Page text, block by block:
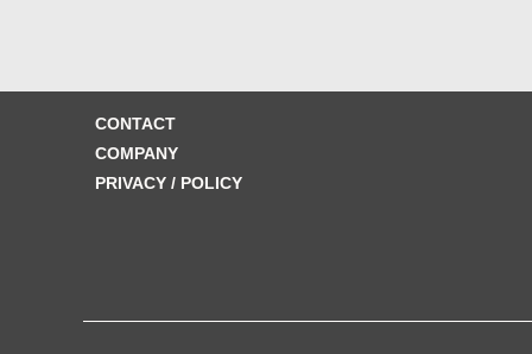
CONTACT
COMPANY
PRIVACY / POLICY